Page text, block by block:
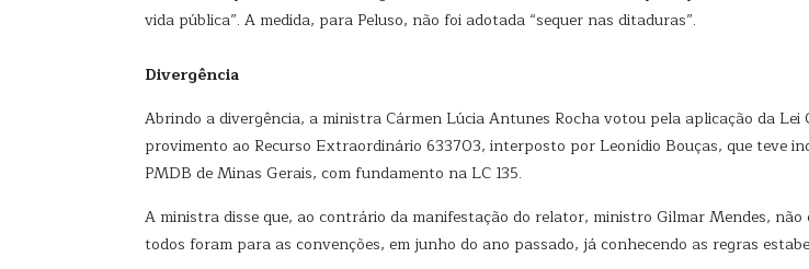
vida pública”. A medida, para Peluso, não foi adotada “sequer nas ditaduras”.
Divergência
Abrindo a divergência, a ministra Cármen Lúcia Antunes Rocha votou pela aplicação da Lei
provimento ao Recurso Extraordinário 633703, interposto por Leonídio Bouças, que teve
PMDB de Minas Gerais, com fundamento na LC 135.
A ministra disse que, ao contrário da manifestação do relator, ministro Gilmar Mendes,
todos foram para as convenções, em junho do ano passado, já conhecendo as regras